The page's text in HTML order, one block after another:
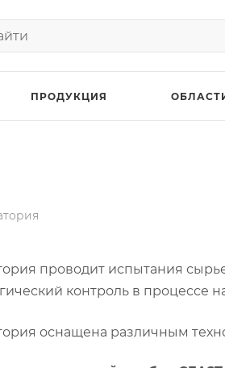
ПРОДУКЦИЯ
проводит испытания
контроль в процессе
оснащена различным